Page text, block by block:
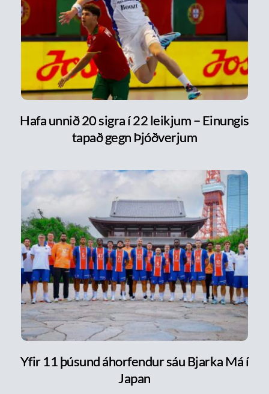
Hafa unnið 20 sigra í 22 leikjum – Einungis
tapað gegn Þjóðverjum
Yfir 11 þúsund áhorfendur sáu Bjarka Má í
Japan